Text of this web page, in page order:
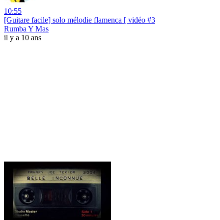
10:55
[Guitare facile] solo mélodie flamenca [ vidéo #3
Rumba Y Mas
il y a 10 ans